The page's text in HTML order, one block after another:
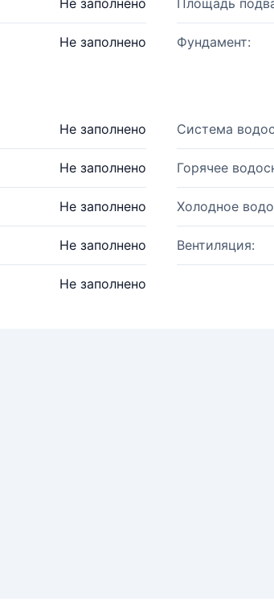
Не заполнено Площадь
Не заполнено Фундамент:
Не заполнено Система
Не заполнено Горячее
Не заполнено Холодное
Не заполнено Вентиляция:
Не заполнено